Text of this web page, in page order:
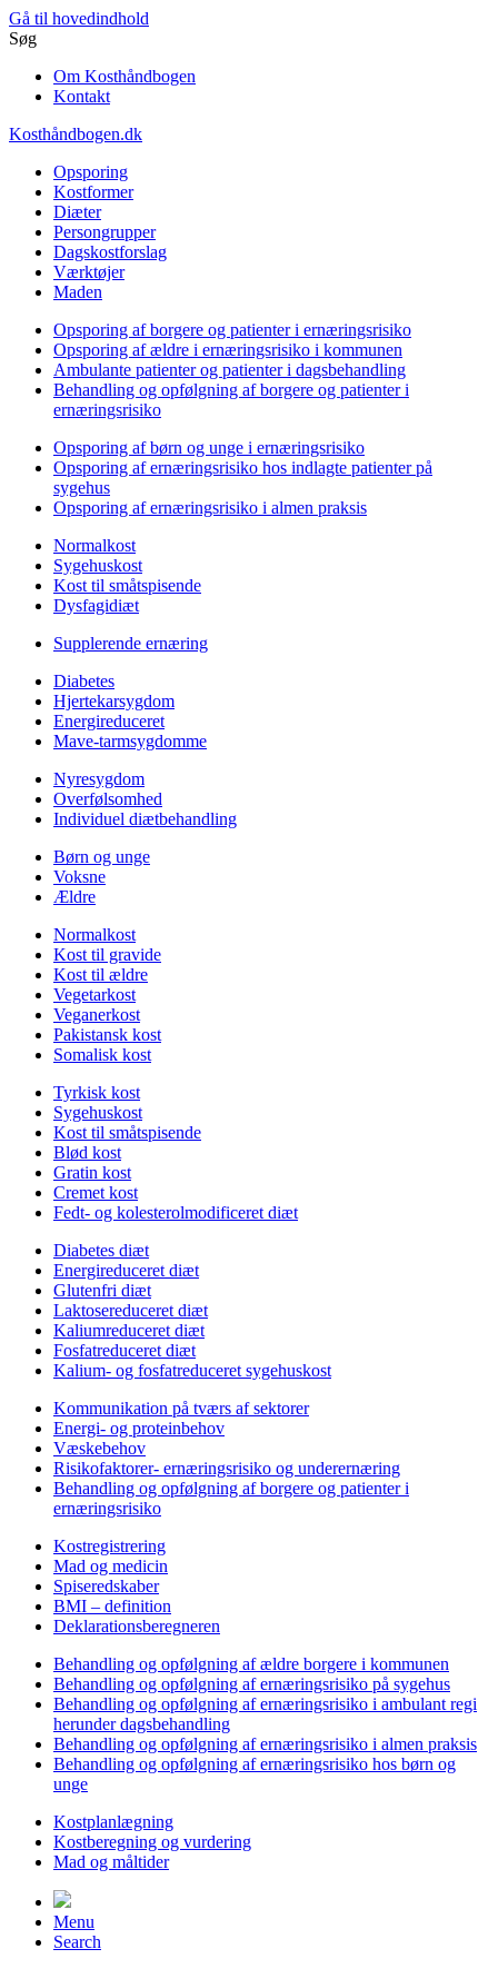
Gå til hovedindhold
Søg
Om Kosthåndbogen
Kontakt
Kosthåndbogen.dk
Opsporing
Kostformer
Diæter
Persongrupper
Dagskostforslag
Værktøjer
Maden
Opsporing af borgere og patienter i ernæringsrisiko
Opsporing af ældre i ernæringsrisiko i kommunen
Ambulante patienter og patienter i dagsbehandling
Behandling og opfølgning af borgere og patienter i
ernæringsrisiko
Opsporing af børn og unge i ernæringsrisiko
Opsporing af ernæringsrisiko hos indlagte patienter på
sygehus
Opsporing af ernæringsrisiko i almen praksis
Normalkost
Sygehuskost
Kost til småtspisende
Dysfagidiæt
Supplerende ernæring
Diabetes
Hjertekarsygdom
Energireduceret
Mave-tarmsygdomme
Nyresygdom
Overfølsomhed
Individuel diætbehandling
Børn og unge
Voksne
Ældre
Normalkost
Kost til gravide
Kost til ældre
Vegetarkost
Veganerkost
Pakistansk kost
Somalisk kost
Tyrkisk kost
Sygehuskost
Kost til småtspisende
Blød kost
Gratin kost
Cremet kost
Fedt- og kolesterolmodificeret diæt
Diabetes diæt
Energireduceret diæt
Glutenfri diæt
Laktosereduceret diæt
Kaliumreduceret diæt
Fosfatreduceret diæt
Kalium- og fosfatreduceret sygehuskost
Kommunikation på tværs af sektorer
Energi- og proteinbehov
Væskebehov
Risikofaktorer- ernæringsrisiko og underernæring
Behandling og opfølgning af borgere og patienter i
ernæringsrisiko
Kostregistrering
Mad og medicin
Spiseredskaber
BMI – definition
Deklarationsberegneren
Behandling og opfølgning af ældre borgere i kommunen
Behandling og opfølgning af ernæringsrisiko på sygehus
Behandling og opfølgning af ernæringsrisiko i ambulant regi
herunder dagsbehandling
Behandling og opfølgning af ernæringsrisiko i almen praksis
Behandling og opfølgning af ernæringsrisiko hos børn og
unge
Kostplanlægning
Kostberegning og vurdering
Mad og måltider
Menu
Search